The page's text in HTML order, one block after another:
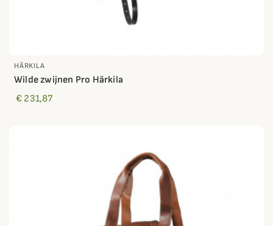
HÄRKILA
Wilde zwijnen Pro Härkila
€ 231,87